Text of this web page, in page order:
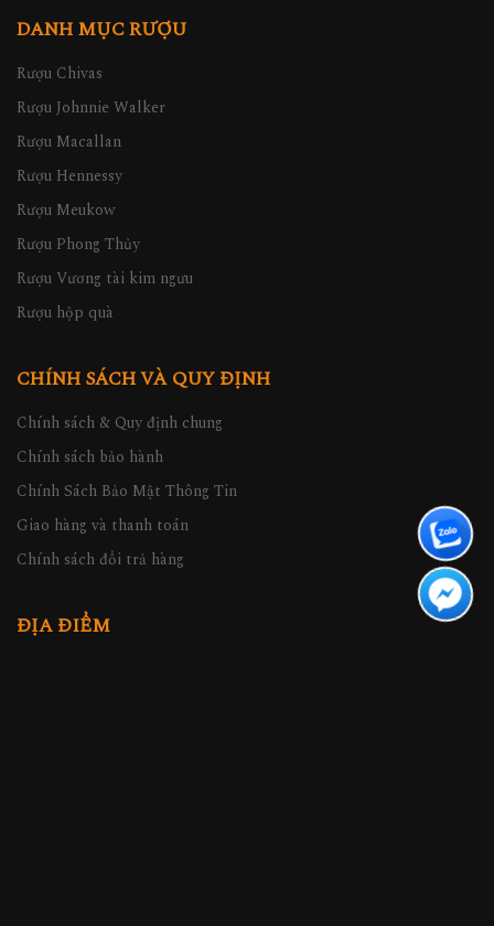
DANH MỤC RƯỢU
Rượu Chivas
Rượu Johnnie Walker
Rượu Macallan
Rượu Hennessy
Rượu Meukow
Rượu Phong Thủy
Rượu Vương tài kim ngưu
Rượu hộp quà
CHÍNH SÁCH VÀ QUY ĐỊNH
Chính sách & Quy định chung
Chính sách bảo hành
Chính Sách Bảo Mật Thông Tin
Giao hàng và thanh toán
Chính sách đổi trả hàng
ĐỊA ĐIỂM